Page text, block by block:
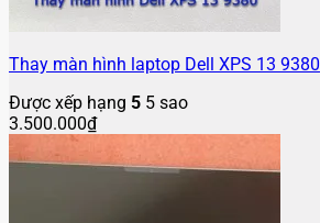
Thay màn hình laptop Dell XPS 13 9380
Được xếp hạng 5 5 sao
3.500.000₫